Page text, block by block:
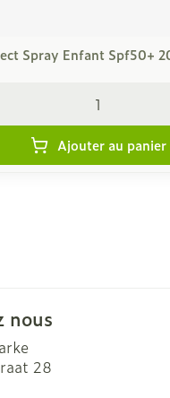
Spray Enfant Spf50+
Ajouter au panier
nous
28